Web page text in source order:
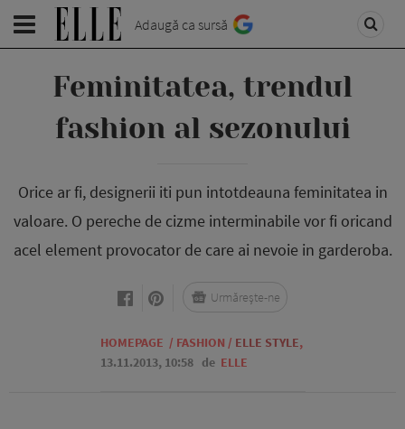
Adaugă ca sursă
Feminitatea, trendul
fashion al sezonului
Orice ar fi, designerii iti pun intotdeauna feminitatea in
valoare. O pereche de cizme interminabile vor fi oricand
acel element provocator de care ai nevoie in garderoba.
HOMEPAGE / FASHION / ELLE STYLE,
13.11.2013, 10:58 de ELLE
Urmărește-ne